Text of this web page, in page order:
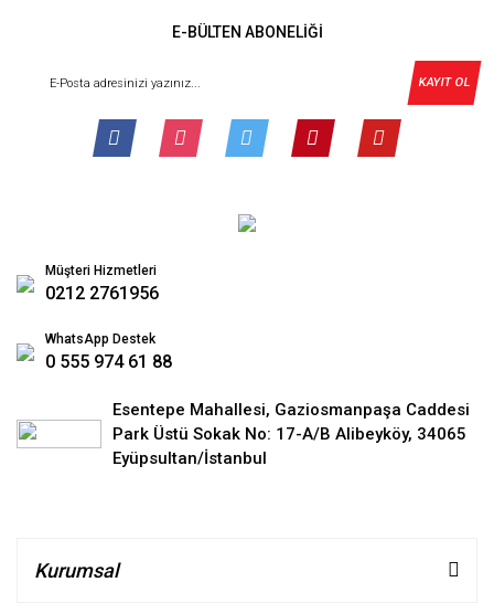
E-BÜLTEN ABONELİĞİ
KAYIT OL
Müşteri Hizmetleri
0212 2761956
WhatsApp Destek
0 555 974 61 88
Esentepe Mahallesi, Gaziosmanpaşa Caddesi
Park Üstü Sokak No: 17-A/B Alibeyköy, 34065
Eyüpsultan/İstanbul
Kurumsal